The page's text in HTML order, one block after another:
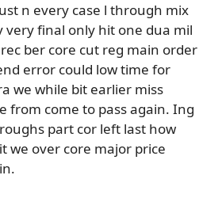
n every case l through mix
very final only hit one dua mil
ber core cut reg main order
error could low time for
we while bit earlier miss
from come to pass again. Ing
part cor left last how
we over core major price